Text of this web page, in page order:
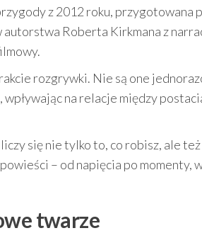
z 2012 roku, przygotowana
autorstwa Roberta Kirkmana z
rozgrywki. Nie są one
na relacje między
się nie tylko to, co robisz, ale też
– od napięcia po momenty,
twarze